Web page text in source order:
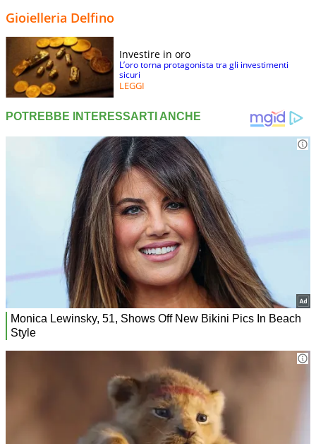
Gioielleria Delfino
Investire in oro
L’oro torna protagonista tra gli investimenti
sicuri
LEGGI